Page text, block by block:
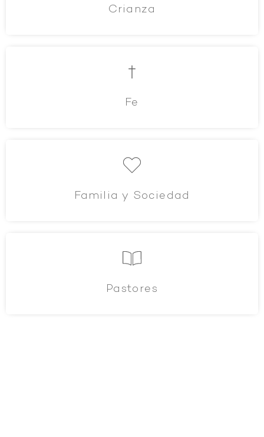
Crianza
Fe
Familia y Sociedad
Pastores